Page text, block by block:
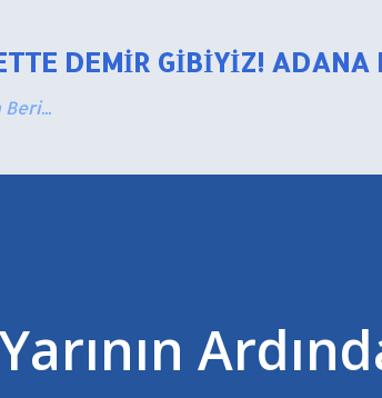
DEMIR GIBIYIZ! ADANA